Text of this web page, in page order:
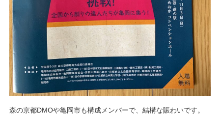
森の京都DMOや亀岡市も構成メンバーで、結構な賑わいです。